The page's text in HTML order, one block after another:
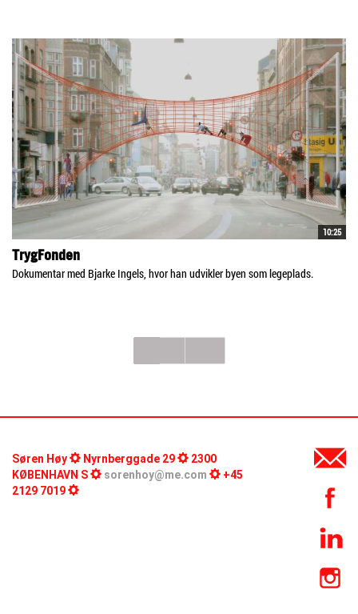
10:25
TrygFonden
Dokumentar med Bjarke Ingels, hvor han udvikler byen som legeplads.
Søren Høy Nyrnberggade 29
2300
KØBENHAVN S
sorenhoy@me.com
+45
2129 7019